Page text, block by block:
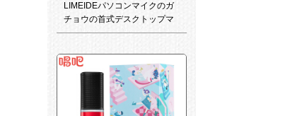
LIMEIDEパソコンマイクのガ
チョウの首式デスクトップマ
イクのシングルプラグUSBマ
クK歌専用音声電話チャット会
議ガチョウの首のマイク（3.5
mmインターフェース）